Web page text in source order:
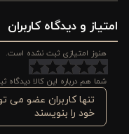
خواب نیز اهمیت می‌دهند.
هماهنگ می‌شود. در ادامه،
1) ترکیب رنگی آرامش‌بخش و هماهنگ
امتیاز و دیدگاه کاربران
هنوز امتیازی ثبت نشده است.
شما هم درباره این کالا دیدگاه
تنها کاربران عضو می
خود را بنویسند